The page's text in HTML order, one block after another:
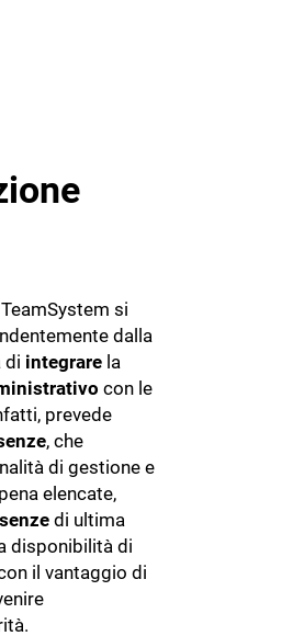
si
dalla
di integrare la
con le
prevede
, che
di gestione e
elencate,
di ultima
disponibilità di
il vantaggio di